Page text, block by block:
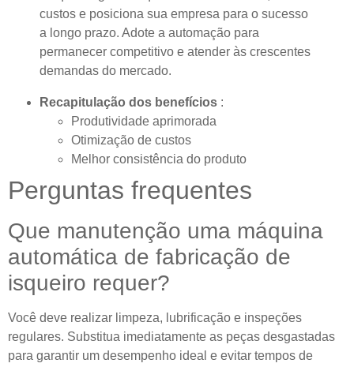
custos e posiciona sua empresa para o sucesso
a longo prazo. Adote a automação para
permanecer competitivo e atender às crescentes
demandas do mercado.
Recapitulação dos benefícios :
Produtividade aprimorada
Otimização de custos
Melhor consistência do produto
Perguntas frequentes
Que manutenção uma máquina
automática de fabricação de
isqueiro requer?
Você deve realizar limpeza, lubrificação e inspeções
regulares. Substitua imediatamente as peças desgastadas
para garantir um desempenho ideal e evitar tempos de